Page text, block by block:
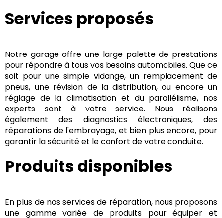
Services proposés
Notre garage offre une large palette de prestations
pour répondre à tous vos besoins automobiles. Que ce
soit pour une simple vidange, un remplacement de
pneus, une révision de la distribution, ou encore un
réglage de la climatisation et du parallélisme, nos
experts sont à votre service. Nous réalisons
également des diagnostics électroniques, des
réparations de l'embrayage, et bien plus encore, pour
garantir la sécurité et le confort de votre conduite.
Produits disponibles
En plus de nos services de réparation, nous proposons
une gamme variée de produits pour équiper et